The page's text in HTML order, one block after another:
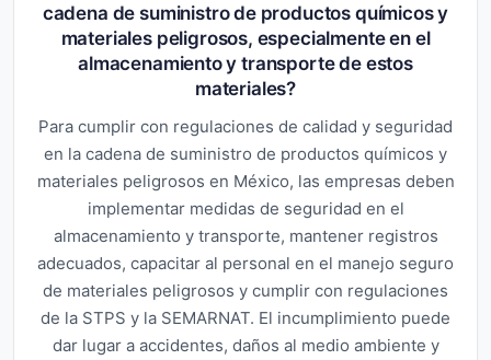
cadena de suministro de productos químicos y
materiales peligrosos, especialmente en el
almacenamiento y transporte de estos
materiales?
Para cumplir con regulaciones de calidad y seguridad
en la cadena de suministro de productos químicos y
materiales peligrosos en México, las empresas deben
implementar medidas de seguridad en el
almacenamiento y transporte, mantener registros
adecuados, capacitar al personal en el manejo seguro
de materiales peligrosos y cumplir con regulaciones
de la STPS y la SEMARNAT. El incumplimiento puede
dar lugar a accidentes, daños al medio ambiente y